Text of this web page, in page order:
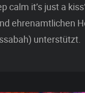
calm it’s just a
ehrenamtlichen
unterstützt.